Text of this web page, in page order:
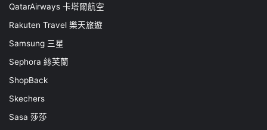
QatarAirways 卡塔爾航空
Rakuten Travel 樂天旅遊
Samsung 三星
Sephora 絲芙蘭
ShopBack
Skechers
Sasa 莎莎